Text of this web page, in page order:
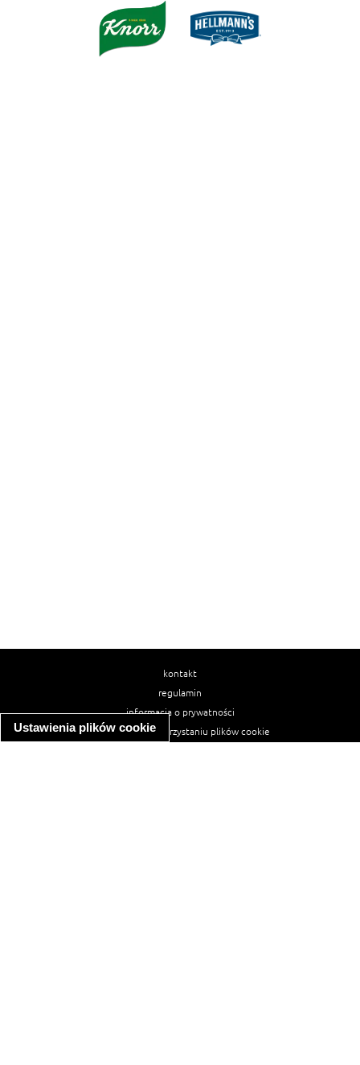
Ustawienia plików cookie
kontakt
regulamin
informacja o prywatności
informacja o wykorzystaniu plików cookie